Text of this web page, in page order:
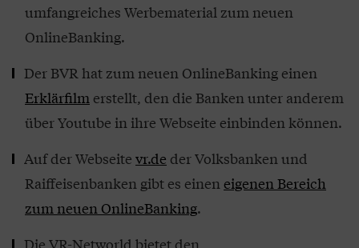
umfangreiches Werbematerial zum neuen
OnlineBanking.
Der BVR hat zum neuen OnlineBanking einen
Erklärfilm erstellt, den die Banken unter anderem
über Youtube in ihre Webseite einbinden können.
Auf der Webseite vr.de der Volksbanken und
Raiffeisenbanken gibt es einen eigenen Bereich
zum neuen OnlineBanking.
Die VR-Networld bietet den